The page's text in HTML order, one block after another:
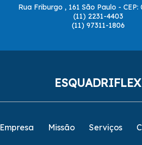
Rua Friburgo , 161 São Paulo -
(11) 2231-4403
(11) 97311-1806
ESQUADRIFLEX
Empresa Missão Serviços